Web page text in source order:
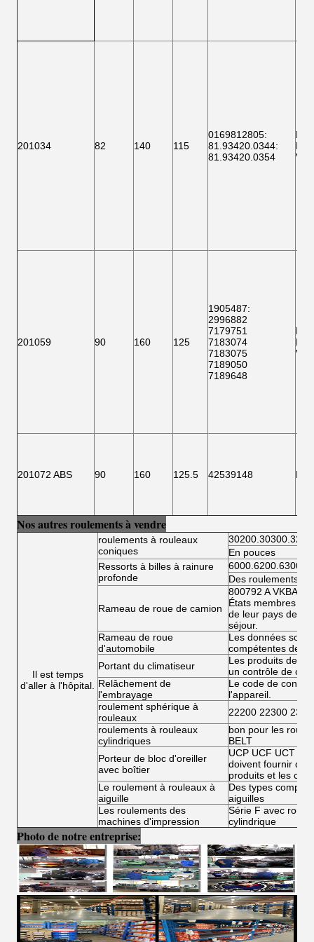
201034 82 140 115
0169812805:
81.93420.0344:
81.93420.0354
F
201059 90 160 125
1905487:
2996882
7179751
7183074
7183075
7189050
7189648
201072 ABS 90 160 125.5 42539148 F
Nos autres roulements à vendre
Il est temps
d'aller à l'hôpital.
roulements à rouleaux
coniques
En pouces
Ressorts à billes à rainure
profonde
Des roulements à
Rameau de roue de camion
800792 A VKBA
États membres
de leur pays de
séjour.
Rameau de roue
d'automobile
Les données sont
compétentes de
Portant du climatiseur
Les produits de la
un contrôle de
Relâchement de
l'embrayage
Le code de
l'appareil.
roulement sphérique à
rouleaux
22200 22300
roulements à rouleaux
cylindriques
bon pour les
BELT
Porteur de bloc d'oreiller
avec boîtier
UCP UCF UCT
doivent fournir
produits et les
Le roulement à rouleaux à
aiguille
Des types
aiguilles
Les roulements des
machines d'impression
Série F avec
cylindrique
Photo de notre entreprise: